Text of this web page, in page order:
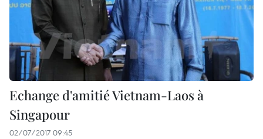
Echange d'amitié Vietnam-Laos à
Singapour
02/07/2017 09:45